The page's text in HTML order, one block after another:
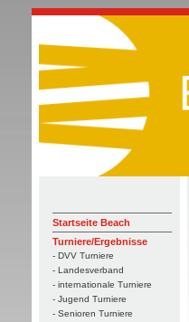
Startseite Beach
Turniere/Ergebnisse
- DVV Turniere
- Landesverband
- internationale Turniere
- Jugend Turniere
- Senioren Turniere